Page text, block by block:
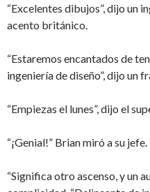
“Excelentes dibujos”, dijo un
acento británico.
“Estaremos encantados de
ingeniería de diseño”, dijo un
“Empiezas el lunes”, dijo el
“¡Genial!” Brian miró a su
“Significa otro ascenso, y un